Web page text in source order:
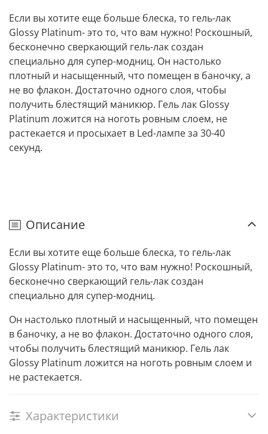
Если вы хотите еще больше блеска, то гель-лак
Glossy Platinum- это то, что вам нужно! Роскошный,
бесконечно сверкающий гель-лак создан
специально для супер-модниц. Он настолько
плотный и насыщенный, что помещен в баночку, а
не во флакон. Достаточно одного слоя, чтобы
получить блестящий маникюр. Гель лак Glossy
Platinum ложится на ноготь ровным слоем, не
растекается и просыхает в Led-лампе за 30-40
секунд.
Описание
Если вы хотите еще больше блеска, то гель-лак
Glossy Platinum- это то, что вам нужно! Роскошный,
бесконечно сверкающий гель-лак создан
специально для супер-модниц.
Он настолько плотный и насыщенный, что помещен
в баночку, а не во флакон. Достаточно одного слоя,
чтобы получить блестящий маникюр. Гель лак
Glossy Platinum ложится на ноготь ровным слоем и
не растекается.
Характеристики